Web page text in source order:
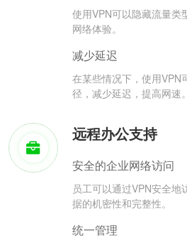
使用VPN可以隐藏流量类
网络体验。
减少延迟
在某些情况下，使用VPN
径，减少延迟，提高网速。
远程办公支持
安全的企业网络访问
员工可以通过VPN安全地
据的机密性和完整性。
统一管理